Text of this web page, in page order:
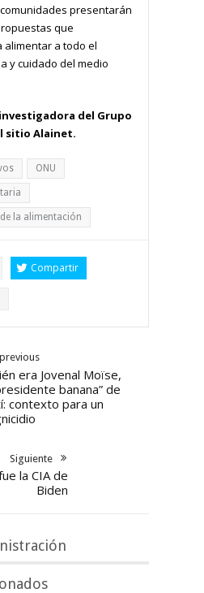
presentarán
que
alimentar a todo el
y cuidado del medio
del Grupo
sitio Alainet.
ONU
la alimentación
Compartir
era Jovenal Moïse,
banana” de
contexto para un
Siguiente
la CIA de
Biden